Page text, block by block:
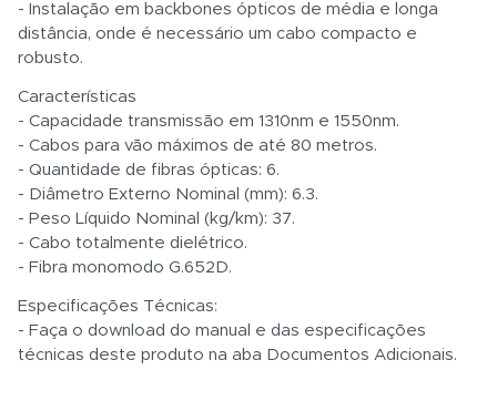
- Instalação em backbones ópticos de média e longa
distância, onde é necessário um cabo compacto e
robusto.
Características
- Capacidade transmissão em 1310nm e 1550nm.
- Cabos para vão máximos de até 80 metros.
- Quantidade de fibras ópticas: 6.
- Diâmetro Externo Nominal (mm): 6.3.
- Peso Líquido Nominal (kg/km): 37.
- Cabo totalmente dielétrico.
- Fibra monomodo G.652D.
Especificações Técnicas:
- Faça o download do manual e das especificações
técnicas deste produto na aba Documentos Adicionais.